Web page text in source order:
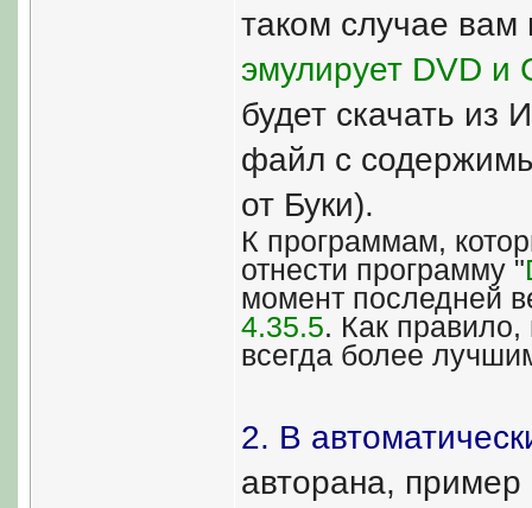
таком случае
эмулирует DVD и
будет скачать из
файл с
от Буки).
К программам,
отнести программу "
момент последней
4.35.5. Как
всегда более
2. В
авторана, пример